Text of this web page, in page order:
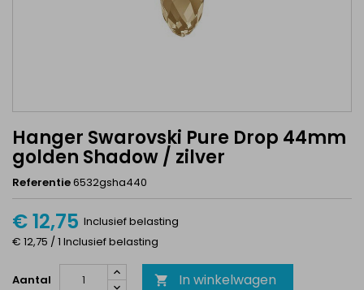
Hanger Swarovski Pure Drop 44mm
golden Shadow / zilver
Referentie6532gsha440
€ 12,75 Inclusief belasting
€ 12,75 / 1 Inclusief belasting
Aantal  In winkelwagen